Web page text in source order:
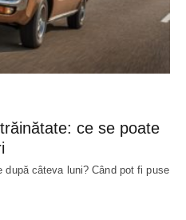
ce se poate
după câteva luni? Când pot fi puse